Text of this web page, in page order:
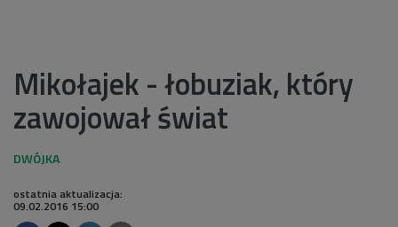
Mikołajek - łobuziak, który
zawojował świat
ostatnia aktualizacja:
09.02.2016 15:00